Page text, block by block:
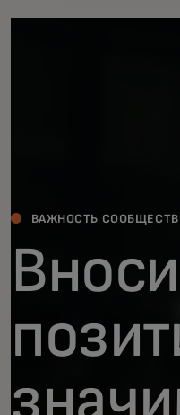
ВАЖНОСТЬ СООБЩЕСТВ